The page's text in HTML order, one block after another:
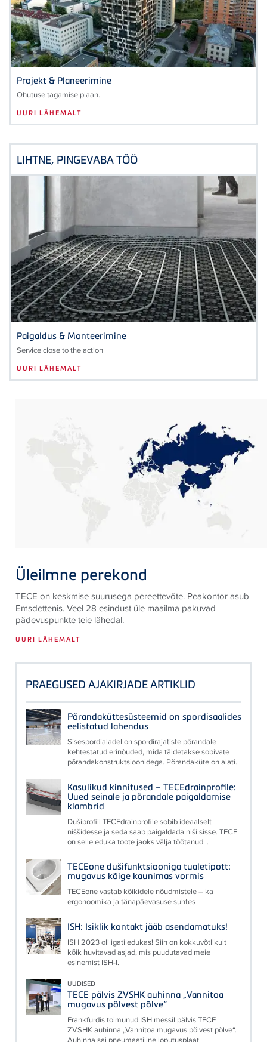
Projekt & Planeerimine
Ohutuse tagamise plaan.
UURI LÄHEMALT
LIHTNE, PINGEVABA TÖÖ
Paigaldus & Monteerimine
Service close to the action
UURI LÄHEMALT
Üleilmne perekond
TECE on keskmise suurusega pereettevõte. Peakontor asub
Emsdettenis. Veel 28 esindust üle maailma pakuvad
pädevuspunkte teie lähedal.
UURI LÄHEMALT
PRAEGUSED AJAKIRJADE ARTIKLID
Põrandaküttesüsteemid on spordisaalides
eelistatud lahendus
Sisespordialadel on spordirajatiste põrandale
kehtestatud erinõuded, mida täidetakse sobivate
põrandakonstruktsioonidega. Põrandaküte on alati...
Kasulikud kinnitused – TECEdrainprofile:
Uued seinale ja põrandale paigaldamise
klambrid
Dušiprofiil TECEdrainprofile sobib ideaalselt
niššidesse ja seda saab paigaldada niši sisse. TECE
on selle eduka toote jaoks välja töötanud...
TECEone dušifunktsiooniga tualetipott:
mugavus kõige kaunimas vormis
TECEone vastab kõikidele nõudmistele – ka
ergonoomika ja tänapäevasuse suhtes
ISH: Isiklik kontakt jääb asendamatuks!
ISH 2023 oli igati edukas! Siin on kokkuvõtlikult
kõik huvitavad asjad, mis puudutavad meie
esinemist ISH-l.
UUDISED
TECE pälvis ZVSHK auhinna „Vannitoa
mugavus põlvest põlve“
Frankfurdis toimunud ISH messil pälvis TECE
ZVSHK auhinna „Vannitoa mugavus põlvest põlve“.